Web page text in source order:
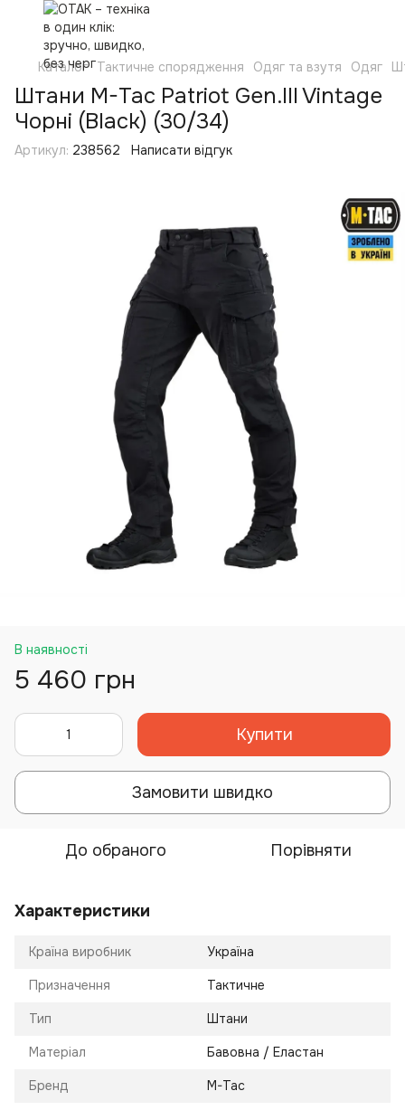
Каталог Тактичне спорядження Одяг та взутя Одяг
Штани M-Tac Patriot Gen.III Vintage
Чорні (Black) (30/34)
Артикул: 238562 Написати відгук
В наявності
5 460 грн
Купити
Замовити швидко
До обраного Порівняти
Характеристики
Країна виробник Україна
Призначення Тактичне
Тип Штани
Матеріал Бавовна / Еластан
Бренд M-Tac